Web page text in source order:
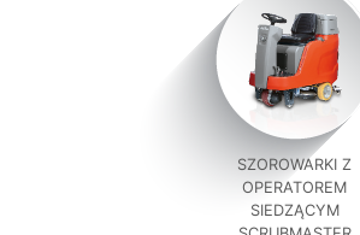
SZOROWARKI Z
OPERATOREM
SIEDZĄCYM